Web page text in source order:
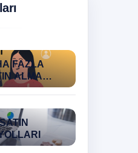
FAZLA
ALMA